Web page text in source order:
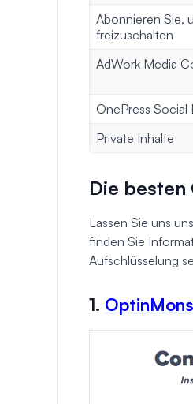
Abonnieren Sie,
freizuschalten
AdWork Media
OnePress Social
Private Inhalte
Die
Lassen Sie uns
finden Sie
Aufschlüsselung
1.